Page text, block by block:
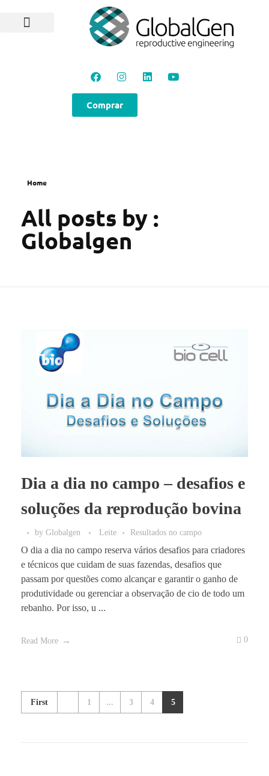
Comprar
Home
All posts by :
Globalgen
Dia a dia no campo – desafios e
soluções da reprodução bovina
by Globalgen Leite Resultados no campo
O dia a dia no campo reserva vários desafios para criadores
e técnicos que cuidam de suas fazendas, desafios que
passam por questões como alcançar e garantir o ganho de
produtividade ou gerenciar a observação de cio de todo um
rebanho. Por isso, u ...
Read More 0
First 1 ... 3 4 5